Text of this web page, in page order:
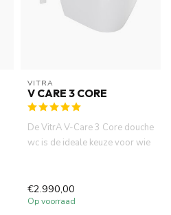
VITRA
V CARE 3 CORE
De VitrA V-Care 3 Core douche
wc is de ideale keuze voor wie
€2.990,00
Op voorraad